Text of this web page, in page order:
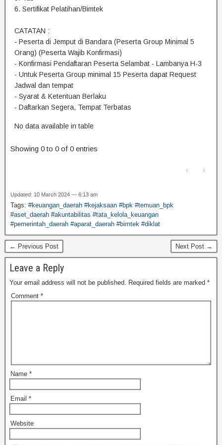
6. Sertifikat Pelatihan/Bimtek
CATATAN :
- Peserta di Jemput di Bandara (Peserta Group Minimal 5
Orang) (Peserta Wajib Konfirmasi)
- Konfirmasi Pendaftaran Peserta Selambat - Lambanya H-3
- Untuk Peserta Group minimal 15 Peserta dapat Request
Jadwal dan tempat
- Syarat & Ketentuan Berlaku
- Daftarkan Segera, Tempat Terbatas
No data available in table
Showing 0 to 0 of 0 entries
‹ ›
Updated: 10 March 2024 — 6:13 am
Tags: #keuangan_daerah #kejaksaan #bpk #temuan_bpk
#aset_daerah #akuntabilitas #tata_kelola_keuangan
#pemerintah_daerah #aparat_daerah #bimtek #diklat
← Previous Post Next Post →
Leave a Reply
Your email address will not be published. Required fields are marked *
Comment *
Name *
Email *
Website